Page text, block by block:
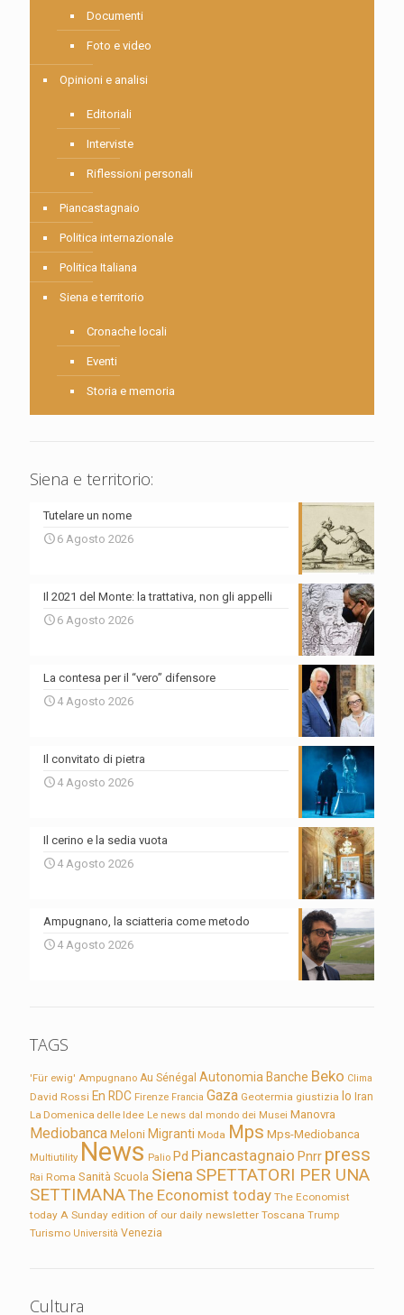
Documenti
Foto e video
Opinioni e analisi
Editoriali
Interviste
Riflessioni personali
Piancastagnaio
Politica internazionale
Politica Italiana
Siena e territorio
Cronache locali
Eventi
Storia e memoria
Siena e territorio:
Tutelare un nome
6 Agosto 2026
Il 2021 del Monte: la trattativa, non gli appelli
6 Agosto 2026
La contesa per il “vero” difensore
4 Agosto 2026
Il convitato di pietra
4 Agosto 2026
Il cerino e la sedia vuota
4 Agosto 2026
Ampugnano, la sciatteria come metodo
4 Agosto 2026
TAGS
'Für ewig' Ampugnano Au Sénégal Autonomia Banche Beko Clima
David Rossi En RDC Firenze Francia Gaza Geotermia giustizia Io Iran
La Domenica delle Idee Le news dal mondo dei Musei Manovra
Mediobanca Meloni Migranti Moda Mps Mps-Mediobanca
Multiutility News Palio Pd Piancastagnaio Pnrr press
Rai Roma Sanità Scuola Siena SPETTATORI PER UNA
SETTIMANAThe Economist today The Economist
today A Sunday edition of our daily newsletter Toscana Trump
Turismo Università Venezia
Cultura